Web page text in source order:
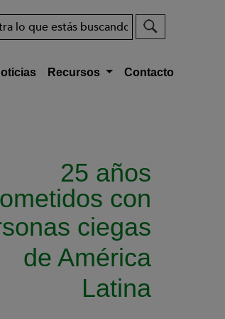
Recursos Contacto
25 años
con
ciegas
de América
Latina